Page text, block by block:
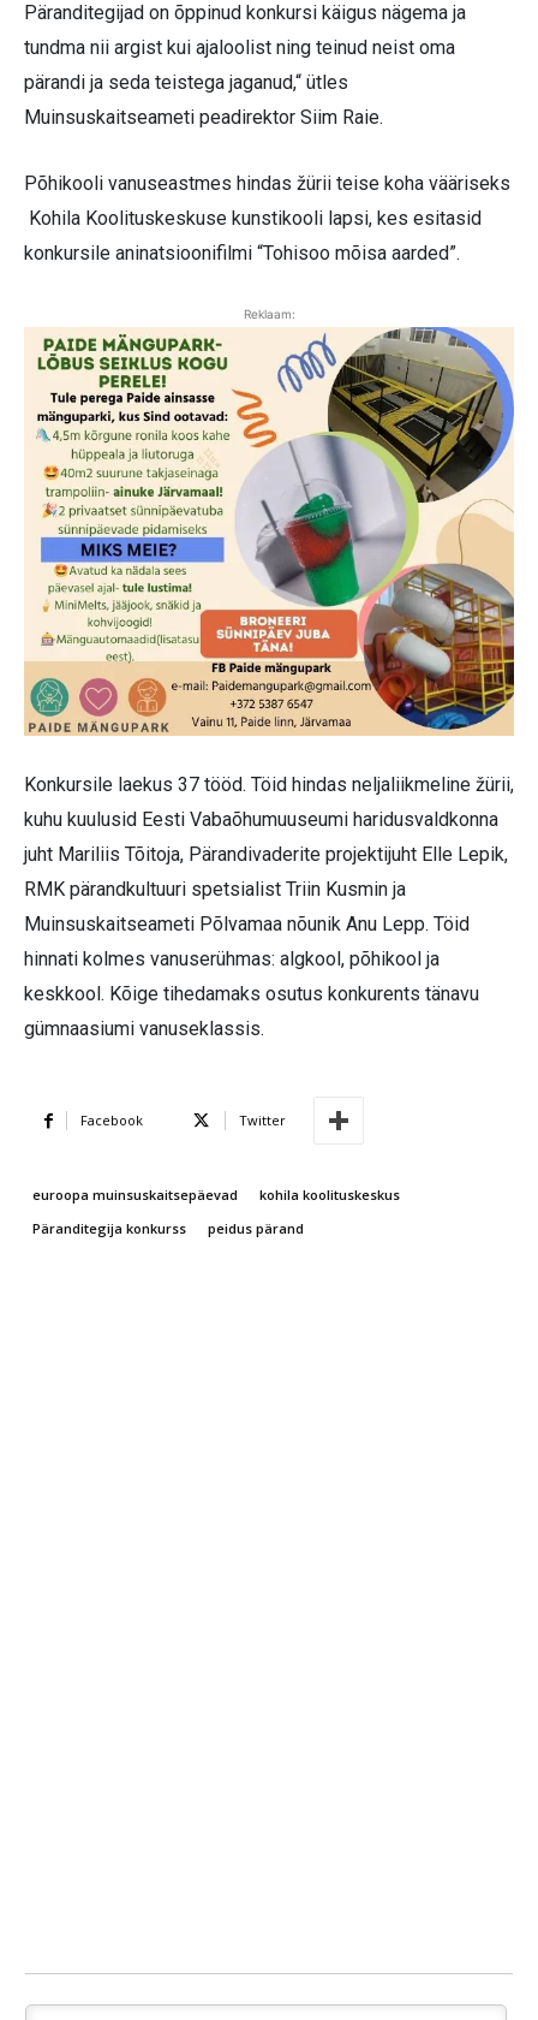
Päranditegijad on õppinud konkursi käigus nägema ja
tundma nii argist kui ajaloolist ning teinud neist oma
pärandi ja seda teistega jaganud,“ ütles
Muinsuskaitseameti peadirektor Siim Raie.
Põhikooli vanuseastmes hindas žürii teise koha vääriseks
Kohila Koolituskeskuse kunstikooli lapsi, kes esitasid
konkursile aninatsioonifilmi “Tohisoo mõisa aarded”.
Reklaam:
Konkursile laekus 37 tööd. Töid hindas neljaliikmeline žürii,
kuhu kuulusid Eesti Vabaõhumuuseumi haridusvaldkonna
juht Mariliis Tõitoja, Pärandivaderite projektijuht Elle Lepik,
RMK pärandkultuuri spetsialist Triin Kusmin ja
Muinsuskaitseameti Põlvamaa nõunik Anu Lepp. Töid
hinnati kolmes vanuserühmas: algkool, põhikool ja
keskkool. Kõige tihedamaks osutus konkurents tänavu
gümnaasiumi vanuseklassis.
Facebook Twitter
euroopa muinsuskaitsepäevad
kohila koolituskeskus
Päranditegija konkurss
peidus pärand